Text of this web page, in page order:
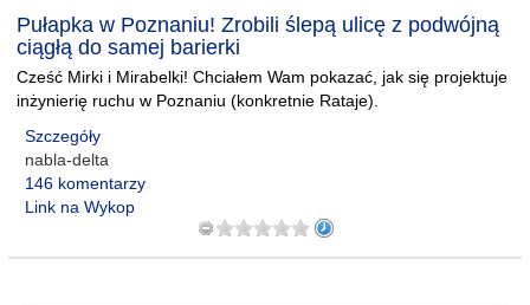
Pułapka w Poznaniu! Zrobili ślepą ulicę z podwójną
ciągłą do samej barierki
Cześć Mirki i Mirabelki! Chciałem Wam pokazać, jak się projektuje
inżynierię ruchu w Poznaniu (konkretnie Rataje).
Szczegóły
nabla-delta
146 komentarzy
Link na Wykop